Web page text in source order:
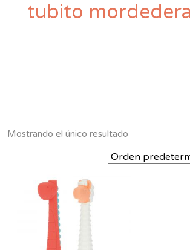
tubito
Mostrando el único resultado